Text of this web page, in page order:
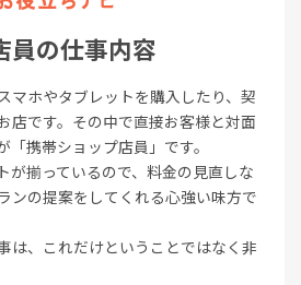
員の仕事内容
マホやタブレットを購入したり、契
店です。その中で直接お客様と対面
「携帯ショップ店員」です。
が揃っているので、料金の見直しな
ンの提案をしてくれる心強い味方で
は、これだけということではなく非